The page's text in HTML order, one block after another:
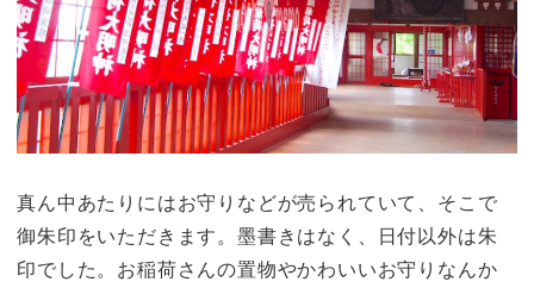
真ん中あたりにはお守りなどが売られていて、そこで
御朱印をいただきます。墨書きはなく、日付以外は朱
印でした。お稲荷さんの置物やかわいいお守りなんか